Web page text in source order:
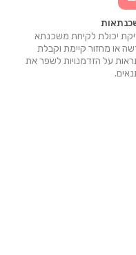
יכולת לקיחת משכנתא
או מחזור קיימת וקבלת
על הזדמנויות לשפר את